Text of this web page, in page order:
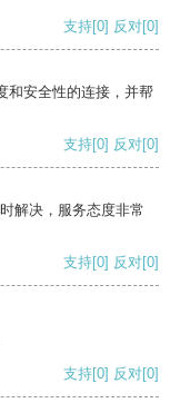
支持[0] 反对[0]
和安全性的连接，并帮
支持[0] 反对[0]
解决，服务态度非常
支持[0] 反对[0]
支持[0] 反对[0]